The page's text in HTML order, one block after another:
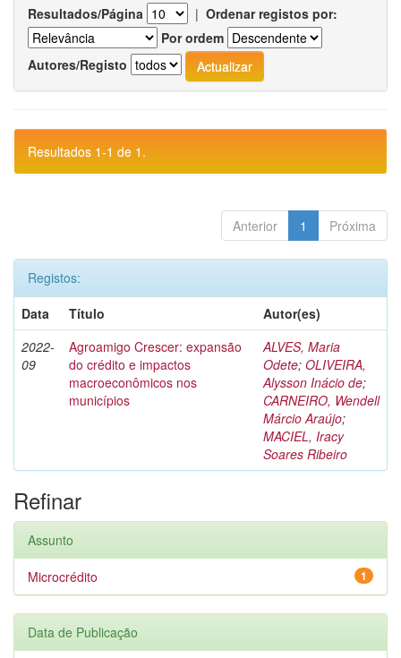
Resultados/Página | Ordenar registos por:
Por ordem
Autores/Registo
Resultados 1-1 de 1.
Anterior 1 Próxima
Registos:
Data
Título
Autor(es)
2022-
09
Agroamigo Crescer: expansão
do crédito e impactos
macroeconômicos nos
municípios
ALVES, Maria
Odete; OLIVEIRA,
Alysson Inácio de;
CARNEIRO, Wendell
Márcio Araújo;
MACIEL, Iracy
Soares Ribeiro
Refinar
Assunto
1
Microcrédito
Data de Publicação